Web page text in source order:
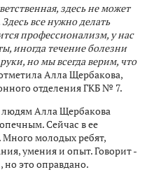
здесь не может
все нужно делать
профессионализм, у нас
иногда течение болезни
но мы всегда верим, что
Алла Щербакова,
отделения ГКБ № 7.
Алла Щербакова
Сейчас в ее
Много молодых ребят,
умения и опыт. Говорит -
но это оправдано.